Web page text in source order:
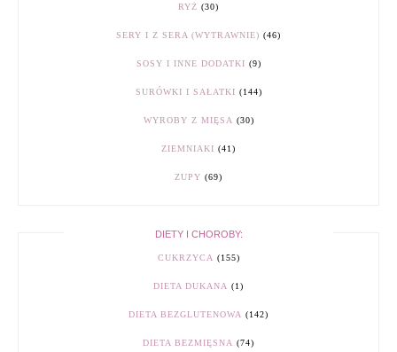
RYŻ (30)
SERY I Z SERA (WYTRAWNIE) (46)
SOSY I INNE DODATKI (9)
SURÓWKI I SAŁATKI (144)
WYROBY Z MIĘSA (30)
ZIEMNIAKI (41)
ZUPY (69)
DIETY I CHOROBY:
CUKRZYCA (155)
DIETA DUKANA (1)
DIETA BEZGLUTENOWA (142)
DIETA BEZMIĘSNA (74)